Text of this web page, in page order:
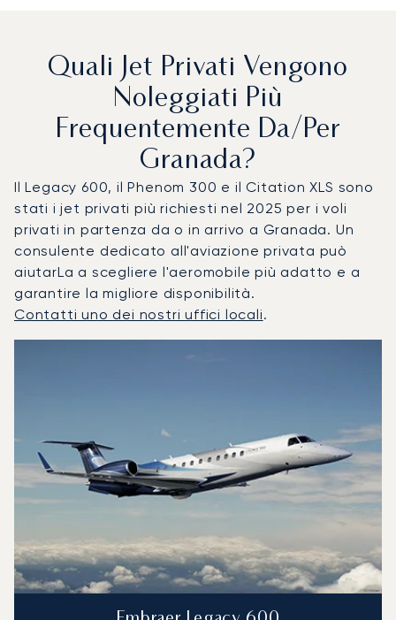
Quali Jet Privati Vengono
Noleggiati Più
Frequentemente Da/per
Granada?
Il Legacy 600, il Phenom 300 e il Citation XLS sono
stati i jet privati più richiesti nel 2025 per i voli
privati in partenza da o in arrivo a Granada. Un
consulente dedicato all'aviazione privata può
aiutarLa a scegliere l'aeromobile più adatto e a
garantire la migliore disponibilità.
Contatti uno dei nostri uffici locali.